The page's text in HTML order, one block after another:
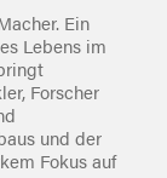
Ein
Lebens im
Forscher
und der
Fokus auf